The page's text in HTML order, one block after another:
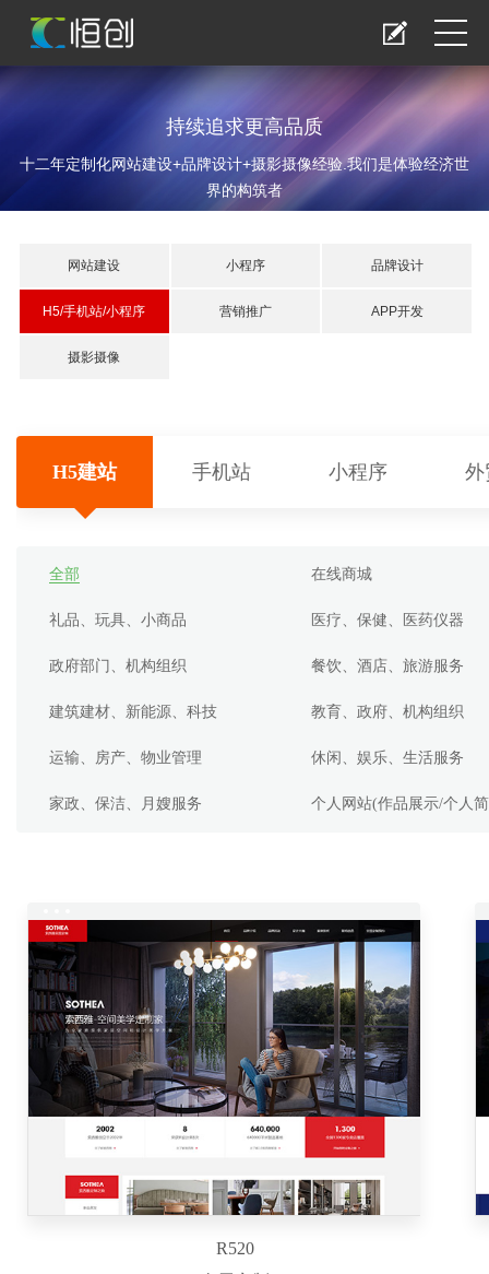
持续追求更高品质
十二年定制化网站建设+品牌设计+摄影摄像经验.我们是体验经济世
界的构筑者
网站建设 小程序 品牌设计
H5/手机站/小程序 营销推广 APP开发
摄影摄像